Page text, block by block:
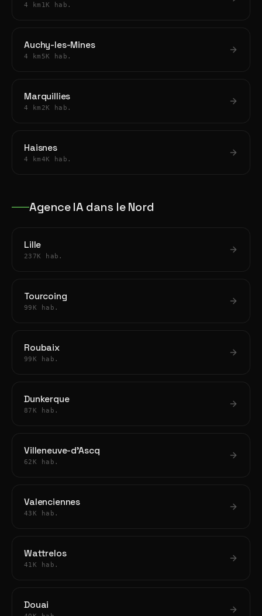
4 km 1K hab.
Auchy-les-Mines
4 km 5K hab.
Marquillies
4 km 2K hab.
Haisnes
4 km4K hab.
Agence IA dans le Nord
Lille
237K hab.
Tourcoing
99K hab.
Roubaix
99K hab.
Dunkerque
87K hab.
Villeneuve-d'Ascq
62K hab.
Valenciennes
43K hab.
Wattrelos
41K hab.
Douai